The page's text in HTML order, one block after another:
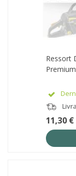
Ressort
11,30 €